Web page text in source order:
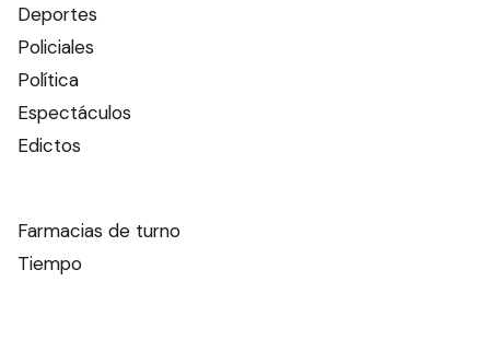
Deportes
Policiales
Política
Espectáculos
Edictos
Farmacias de turno
Tiempo